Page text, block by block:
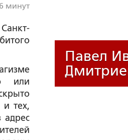
минут
или
тех,
адрес
Павел